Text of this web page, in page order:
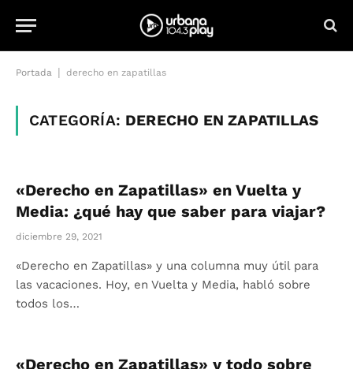
Portada derecho en zapatillas
CATEGORÍA: DERECHO EN ZAPATILLAS
«Derecho en Zapatillas» en Vuelta y
Media: ¿qué hay que saber para viajar?
diciembre 29, 2021
«Derecho en Zapatillas» y una columna muy útil para
las vacaciones. Hoy, en Vuelta y Media, habló sobre
todos los…
«Derecho en Zapatillas» y todo sobre